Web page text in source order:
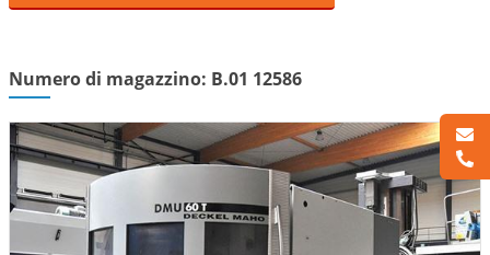
Numero di magazzino: B.01 12586